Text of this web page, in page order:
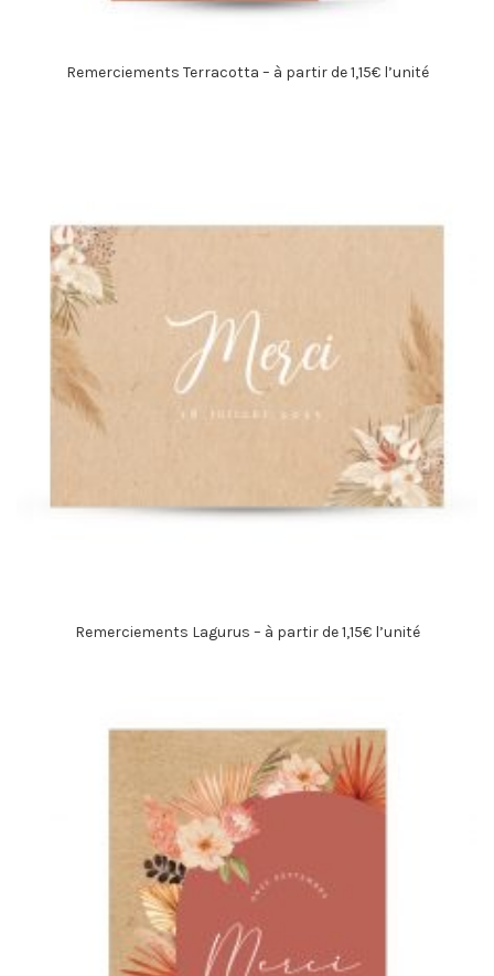
Remerciements Terracotta – à partir de 1,15€ l’unité
Remerciements Lagurus – à partir de 1,15€ l’unité